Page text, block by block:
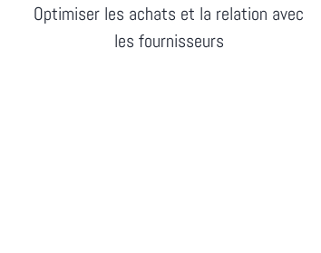
Optimiser les achats et la relation avec
les fournisseurs